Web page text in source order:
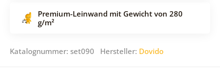
Premium-Leinwand mit Gewicht von 280
g/m²
Katalognummer: set090 Hersteller: Dovido